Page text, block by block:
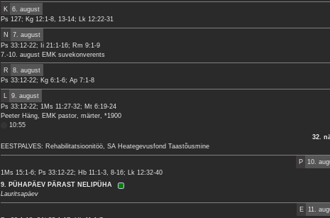
K
6. august
Ps 127; Kg 12:1-8, 13-14; Lk 12:22-31
N
7. august
Ps 33:12-22; Ii 21:1-16; Rm 9:1-9
7.-10. august EMK suvekonverents
R
8. august
Ps 33:12-22; Kg 6:1-6; Ap 7:1-8
9. august
Ps 33:12-22; 1Ms 11:27-32; Mt 6:19-24
Peeter Häng, EMK pastor, märter, *1900
10:55
32.
EESTPALVES: Rehabilitatsioonitöö, SA Heategevusfond Taastõusmine
P
10.
1Ms 15:1-6; Ps 33:12-22; Hb 11:1-3, 8-16; Lk 12:32-40
9. PÜHAPÄEV PÄRAST NELIPÜHA
Lauritsapäev
E
11.